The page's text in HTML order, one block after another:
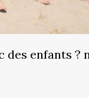
des enfants ?